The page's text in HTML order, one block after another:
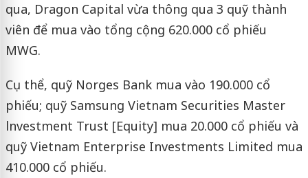
qua, Dragon Capital vừa thông qua 3 quỹ thành
viên để mua vào tổng cộng 620.000 cổ phiếu
MWG.
Cụ thể, quỹ Norges Bank mua vào 190.000 cổ
phiếu; quỹ Samsung Vietnam Securities Master
lnvestment Trust [Equity] mua 20.000 cổ phiếu và
quỹ Vietnam Enterprise Investments Limited mua
410.000 cổ phiếu.